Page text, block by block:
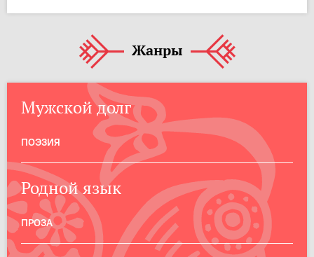
Жанры
Мужской долг
ПОЭЗИЯ
Родной язык
ПРОЗА